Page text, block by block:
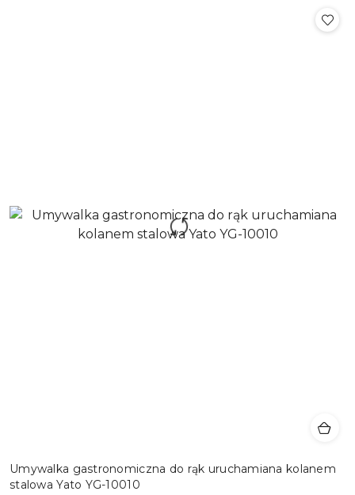
Umywalka gastronomiczna do rąk uruchamiana kolanem
stalowa Yato YG-10010